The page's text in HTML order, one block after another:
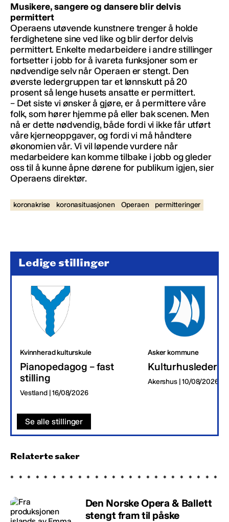
Musikere, sangere og dansere blir delvis
permittert
Operaens utøvende kunstnere trenger å holde
ferdighetene sine ved like og blir derfor delvis
permittert. Enkelte medarbeidere i andre stillinger
fortsetter i jobb for å ivareta funksjoner som er
nødvendige selv når Operaen er stengt. Den
øverste ledergruppen tar et lønnskutt på 20
prosent så lenge husets ansatte er permittert.
– Det siste vi ønsker å gjøre, er å permittere våre
folk, som hører hjemme på eller bak scenen. Men
nå er dette nødvendig, både fordi vi ikke får utført
våre kjerneoppgaver, og fordi vi må håndtere
økonomien vår. Vi vil løpende vurdere når
medarbeidere kan komme tilbake i jobb og gleder
oss til å kunne åpne dørene for publikum igjen, sier
Operaens direktør.
koronakrise koronasituasjonen Operaen permitteringer
Ledige stillinger
Kvinnherad kulturskule
Pianopedagog – fast
stilling
Vestland | 16/08/2026
Asker kommune
Kulturhusleder
Akershus | 10/08/2026
Se alle stillinger
Relaterte saker
Den Norske Opera & Ballett
stengt fram til påske